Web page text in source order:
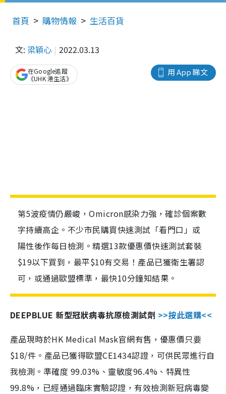
首頁 購物情報 生活百貨
文: 梁穎心 2022.03.13
用 App 睇文
在Google追蹤
《UHK 港生活》
第5波疫情仍嚴峻，Omicron感染力強，確診個案數
字持續高企。不少市民購買快速測試「看門口」或
陽性後作每日檢測。精選13款優惠價快速測試套裝
$19以下買到，最平$10有交易！產品已獲衛生署認
可，或通過歐盟標準，最快10分鐘知結果。
DEEPBLUE 新型冠狀病毒抗原檢測試劑 >>按此選購<<
產品現時於HK Medical Mask官網有售，優惠價只要
$18/件。產品已獲得歐盟CE1434認證，可供民眾進行自
我檢測。準確度 99.03%、靈敏度96.4%、特異性
99.8%，已經通過臨床實驗認證，有效檢測新冠病毒變